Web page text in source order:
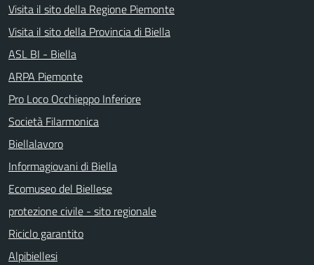
Visita il sito della Regione Piemonte
Visita il sito della Provincia di Biella
ASL BI - Biella
ARPA Piemonte
Pro Loco Occhieppo Inferiore
Società Filarmonica
Biellalavoro
Informagiovani di Biella
Ecomuseo del Biellese
protezione civile - sito regionale
Riciclo garantito
Alpibiellesi